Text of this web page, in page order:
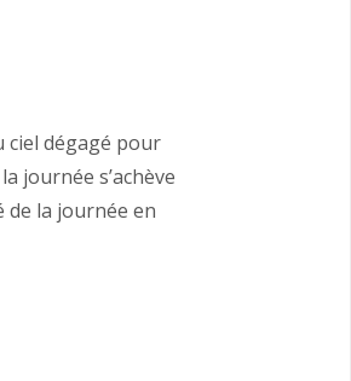
ciel dégagé pour
journée s’achève
de la journée en